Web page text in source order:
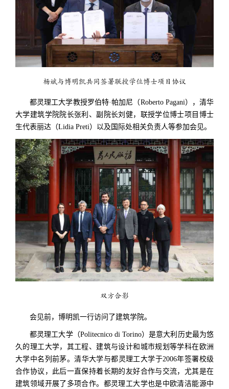
杨斌与博明凯共同签署联授学位博士项目协议
都灵理工大学教授罗伯特·帕加尼（Roberto Pagani），清华
大学建筑学院院长张利、副院长刘健，联授学位博士项目博士
生代表丽达（Lidia Preti）以及国际处相关负责人等参加会见。
双方合影
会见前，博明凯一行访问了建筑学院。
都灵理工大学（Politecnico di Torino）是意大利历史最为悠
久的理工大学，其工程、建筑与设计和城市规划等学科在欧洲
大学中名列前茅。清华大学与都灵理工大学于2006年签署校级
合作协议，此后一直保持着长期的友好合作与交流，尤其是在
建筑领域开展了多项合作。都灵理工大学也是中欧清洁能源中